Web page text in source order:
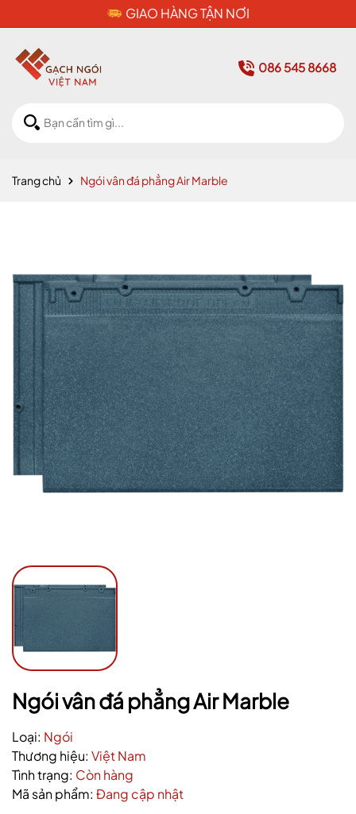
CAM KẾT HÀNG CHÍNH HÃNG
086 545 8668
Trang chủ Ngói vân đá phẳng Air Marble
Ngói vân đá phẳng Air Marble
Loại: Ngói
Thương hiệu: Việt Nam
Tình trạng: Còn hàng
Mã sản phẩm: Đang cập nhật
Mã giảm giá:
Ngày hết hạn:
Điều kiện: